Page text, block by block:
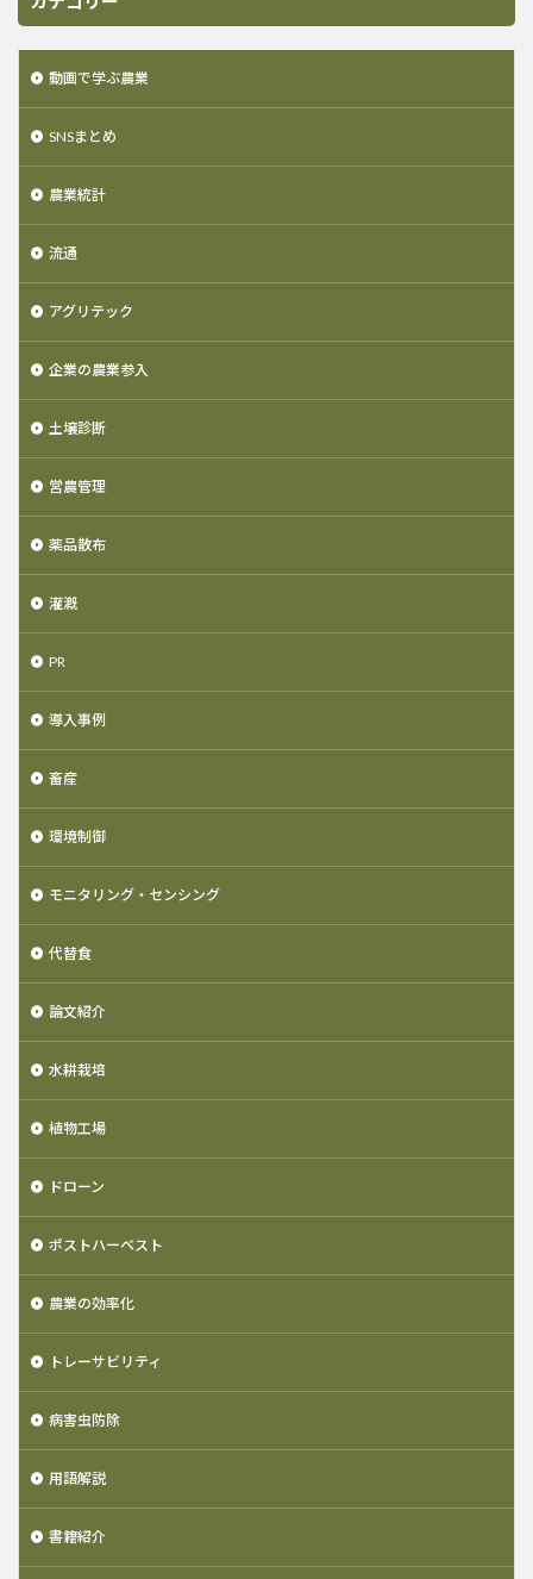
動画で学ぶ農業
SNSまとめ
農業統計
流通
アグリテック
企業の農業参入
土壌診断
営農管理
薬品散布
灌漑
PR
導入事例
畜産
環境制御
モニタリング・センシング
代替食
論文紹介
水耕栽培
植物工場
ドローン
ポストハーベスト
農業の効率化
トレーサビリティ
病害虫防除
用語解説
書籍紹介